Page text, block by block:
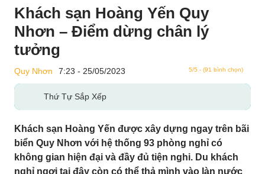
Khách sạn Hoàng Yến Quy
Nhơn – Điểm dừng chân lý
tưởng
Quy Nhơn 7:23 - 25/05/2023
5/5 - (91 bình chọn)
Khách sạn Hoàng Yến được xây dựng ngay trên
bãi biển Quy Nhơn với hệ thống 93 phòng nghỉ
có không gian hiện đại và đầy đủ tiện nghi. Du